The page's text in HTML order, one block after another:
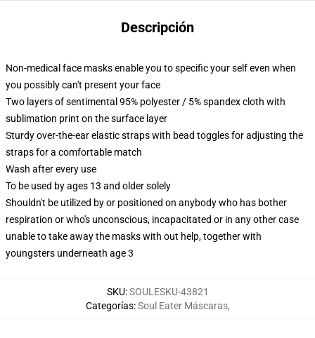
Descripción
Non-medical face masks enable you to specific your self even when
you possibly can't present your face
Two layers of sentimental 95% polyester / 5% spandex cloth with
sublimation print on the surface layer
Sturdy over-the-ear elastic straps with bead toggles for adjusting the
straps for a comfortable match
Wash after every use
To be used by ages 13 and older solely
Shouldn't be utilized by or positioned on anybody who has bother
respiration or who's unconscious, incapacitated or in any other case
unable to take away the masks with out help, together with
youngsters underneath age 3
SKU:SOULESKU-43821
Categorías:Soul Eater Máscaras,